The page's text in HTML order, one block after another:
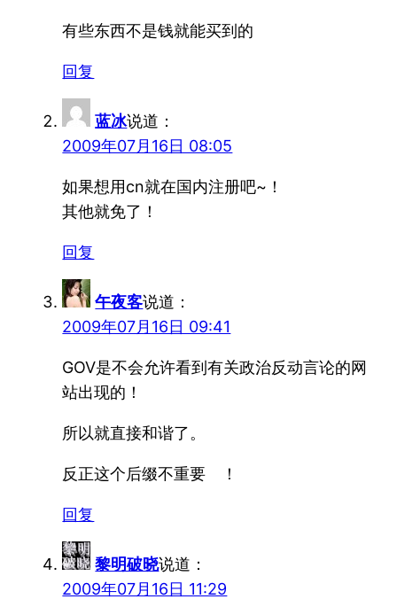
有些东西不是钱就能买到的
回复
蓝冰说道：
2009年07月16日 08:05
如果想用cn就在国内注册吧~！
其他就免了！
回复
午夜客说道：
2009年07月16日 09:41
GOV是不会允许看到有关政治反动言论的网
站出现的！
所以就直接和谐了。
反正这个后缀不重要 ！
回复
黎明破晓说道：
2009年07月16日 11:29